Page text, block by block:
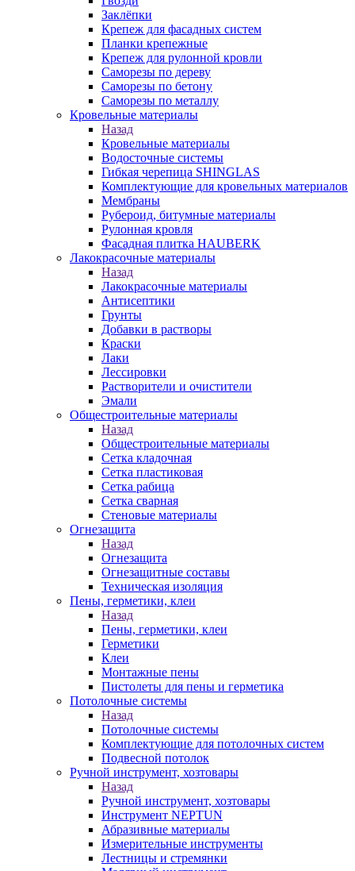
Заклёпки
Крепеж для фасадных систем
Планки крепежные
Крепеж для рулонной кровли
Саморезы по дереву
Саморезы по бетону
Саморезы по металлу
Кровельные материалы
Назад
Кровельные материалы
Водосточные системы
Гибкая черепица SHINGLAS
Комплектующие для кровельных материалов
Мембраны
Рубероид, битумные материалы
Рулонная кровля
Фасадная плитка HAUBERK
Лакокрасочные материалы
Назад
Лакокрасочные материалы
Антисептики
Грунты
Добавки в растворы
Краски
Лаки
Лессировки
Растворители и очистители
Эмали
Общестроительные материалы
Назад
Общестроительные материалы
Сетка кладочная
Сетка пластиковая
Сетка рабица
Сетка сварная
Стеновые материалы
Огнезащита
Назад
Огнезащита
Огнезащитные составы
Техническая изоляция
Пены, герметики, клеи
Назад
Пены, герметики, клеи
Герметики
Клеи
Монтажные пены
Пистолеты для пены и герметика
Потолочные системы
Назад
Потолочные системы
Комплектующие для потолочных систем
Подвесной потолок
Ручной инструмент, хозтовары
Назад
Ручной инструмент, хозтовары
Инструмент NEPTUN
Абразивные материалы
Измерительные инструменты
Лестницы и стремянки